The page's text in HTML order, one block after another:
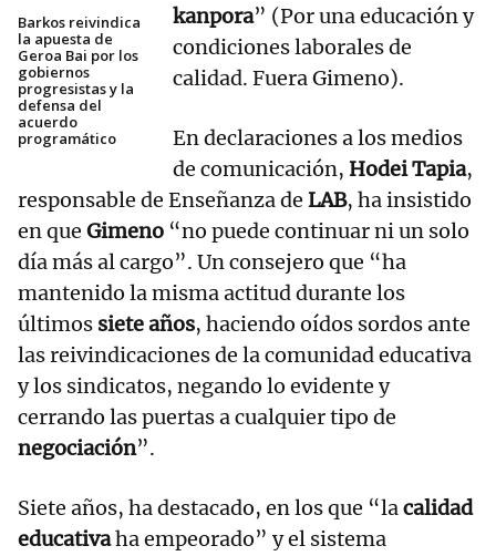
Barkos reivindica
la apuesta de
Geroa Bai por los
gobiernos
progresistas y la
defensa del
acuerdo
programático
kanpora” (Por una educación y
condiciones laborales de
calidad. Fuera Gimeno).
En declaraciones a los medios
de comunicación, Hodei Tapia,
responsable de Enseñanza de LAB, ha insistido
en que Gimeno “no puede continuar ni un solo
día más al cargo”. Un consejero que “ha
mantenido la misma actitud durante los
últimos siete años, haciendo oídos sordos ante
las reivindicaciones de la comunidad educativa
y los sindicatos, negando lo evidente y
cerrando las puertas a cualquier tipo de
negociación”.
Siete años, ha destacado, en los que “lacalidad
educativaha empeorado” y el sistema